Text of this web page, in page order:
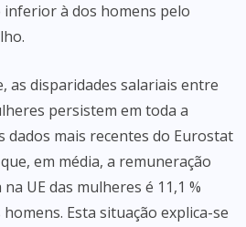
inferior à dos homens pelo
as disparidades salariais entre
persistem em toda a
dados mais recentes do Eurostat
em média, a remuneração
UE das mulheres é 11,1 %
Esta situação explica-se